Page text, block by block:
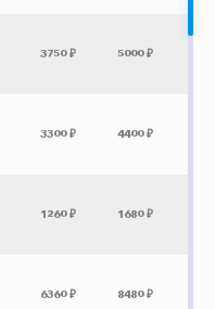
3750 ₽ 5000 ₽
3300 ₽ 4400 ₽
1260 ₽ 1680 ₽
6360 ₽ 8480 ₽